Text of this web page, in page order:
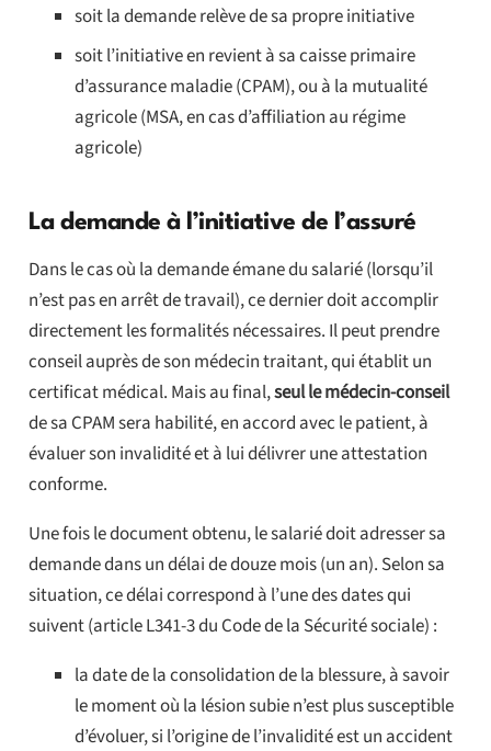
soit la demande relève de sa propre initiative
soit l’initiative en revient à sa caisse primaire
d’assurance maladie (CPAM), ou à la mutualité
agricole (MSA, en cas d’affiliation au régime
agricole)
La demande à l’initiative de l’assuré
Dans le cas où la demande émane du salarié (lorsqu’il
n’est pas en arrêt de travail), ce dernier doit accomplir
directement les formalités nécessaires. Il peut prendre
conseil auprès de son médecin traitant, qui établit un
certificat médical. Mais au final,seul le médecin-conseil
de sa CPAM sera habilité, en accord avec le patient, à
évaluer son invalidité et à lui délivrer une attestation
conforme.
Une fois le document obtenu, le salarié doit adresser sa
demande dans un délai de douze mois (un an). Selon sa
situation, ce délai correspond à l’une des dates qui
suivent (article L341-3 du Code de la Sécurité sociale) :
la date de la consolidation de la blessure, à savoir
le moment où la lésion subie n’est plus susceptible
d’évoluer, si l’origine de l’invalidité est un accident